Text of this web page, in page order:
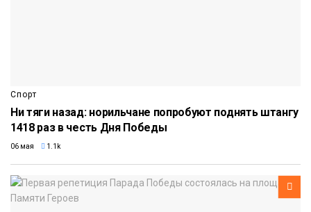
Спорт
Ни тяги назад: норильчане попробуют поднять штангу
1418 раз в честь Дня Победы
06 мая 1.1k